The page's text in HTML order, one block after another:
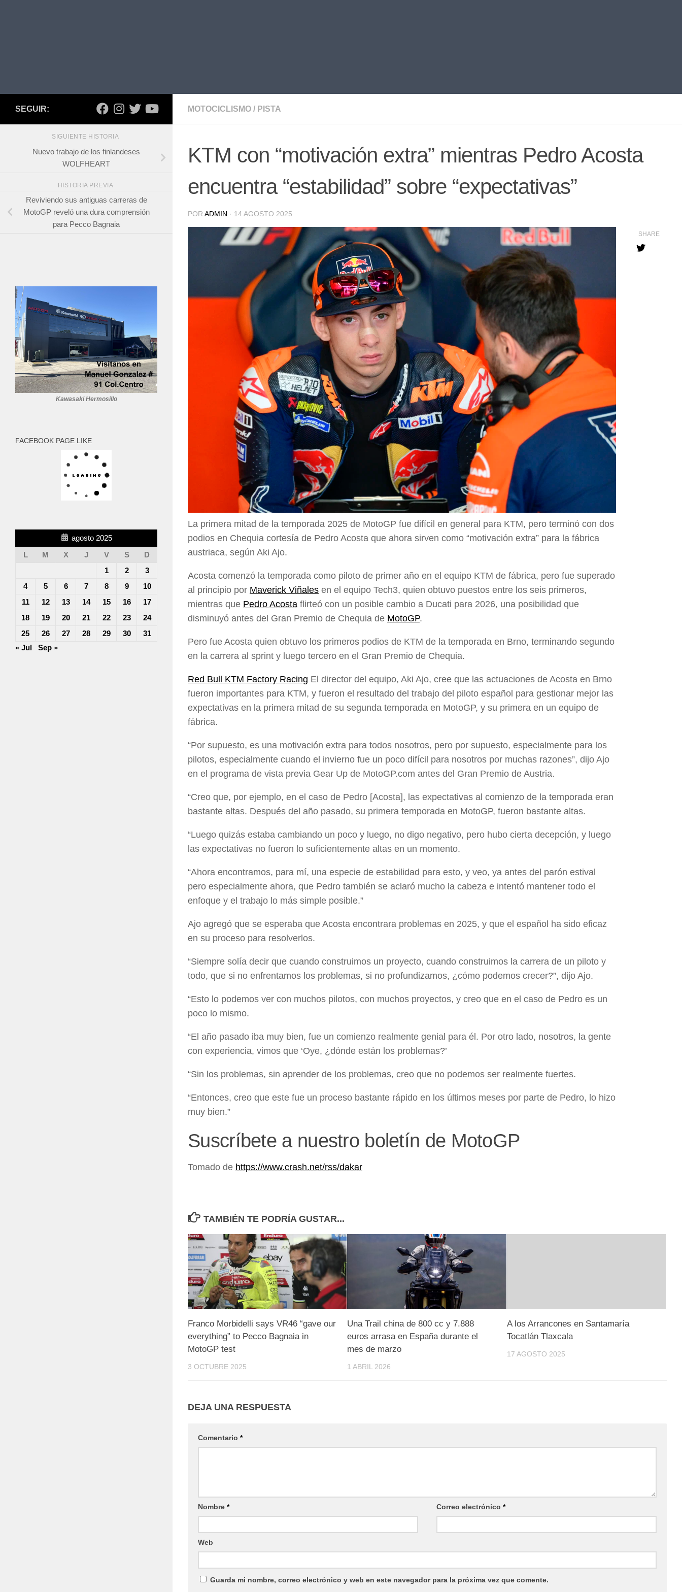
MOTOCICLISMO / PISTA
KTM con “motivación extra” mientras Pedro Acosta
encuentra “estabilidad” sobre “expectativas”
POR ADMIN · 14 AGOSTO 2025
La primera mitad de la temporada 2025 de MotoGP fue difícil en general para KTM, pero terminó con dos
podios en Chequia cortesía de Pedro Acosta que ahora sirven como “motivación extra” para la fábrica
austriaca, según Aki Ajo.
Acosta comenzó la temporada como piloto de primer año en el equipo KTM de fábrica, pero fue superado
al principio por Maverick Viñales en el equipo Tech3, quien obtuvo puestos entre los seis primeros,
mientras que Pedro Acosta flirteó con un posible cambio a Ducati para 2026, una posibilidad que
disminuyó antes del Gran Premio de Chequia de MotoGP.
Pero fue Acosta quien obtuvo los primeros podios de KTM de la temporada en Brno, terminando segundo
en la carrera al sprint y luego tercero en el Gran Premio de Chequia.
Red Bull KTM Factory Racing El director del equipo, Aki Ajo, cree que las actuaciones de Acosta en Brno
fueron importantes para KTM, y fueron el resultado del trabajo del piloto español para gestionar mejor las
expectativas en la primera mitad de su segunda temporada en MotoGP, y su primera en un equipo de
fábrica.
“Por supuesto, es una motivación extra para todos nosotros, pero por supuesto, especialmente para los
pilotos, especialmente cuando el invierno fue un poco difícil para nosotros por muchas razones”, dijo Ajo
en el programa de vista previa Gear Up de MotoGP.com antes del Gran Premio de Austria.
“Creo que, por ejemplo, en el caso de Pedro [Acosta], las expectativas al comienzo de la temporada eran
bastante altas. Después del año pasado, su primera temporada en MotoGP, fueron bastante altas.
“Luego quizás estaba cambiando un poco y luego, no digo negativo, pero hubo cierta decepción, y luego
las expectativas no fueron lo suficientemente altas en un momento.
“Ahora encontramos, para mí, una especie de estabilidad para esto, y veo, ya antes del parón estival
pero especialmente ahora, que Pedro también se aclaró mucho la cabeza e intentó mantener todo el
enfoque y el trabajo lo más simple posible.”
Ajo agregó que se esperaba que Acosta encontrara problemas en 2025, y que el español ha sido eficaz
en su proceso para resolverlos.
“Siempre solía decir que cuando construimos un proyecto, cuando construimos la carrera de un piloto y
todo, que si no enfrentamos los problemas, si no profundizamos, ¿cómo podemos crecer?”, dijo Ajo.
“Esto lo podemos ver con muchos pilotos, con muchos proyectos, y creo que en el caso de Pedro es un
poco lo mismo.
“El año pasado iba muy bien, fue un comienzo realmente genial para él. Por otro lado, nosotros, la gente
con experiencia, vimos que ‘Oye, ¿dónde están los problemas?’
“Sin los problemas, sin aprender de los problemas, creo que no podemos ser realmente fuertes.
“Entonces, creo que este fue un proceso bastante rápido en los últimos meses por parte de Pedro, lo hizo
muy bien.”
Suscríbete a nuestro boletín de MotoGP
Tomado de https://www.crash.net/rss/dakar
SHARE
TAMBIÉN TE PODRÍA GUSTAR...
Franco Morbidelli says VR46 “gave our
everything” to Pecco Bagnaia in
MotoGP test
3 OCTUBRE 2025
Una Trail china de 800 cc y 7.888
euros arrasa en España durante el
mes de marzo
1 ABRIL 2026
A los Arrancones en Santamaría
Tocatlán Tlaxcala
17 AGOSTO 2025
DEJA UNA RESPUESTA
Comentario *
Nombre * Correo electrónico*
Web
Guarda mi nombre, correo electrónico y web en este navegador para la próxima vez que comente.
SEGUIR:
SIGUIENTE HISTORIA
Nuevo trabajo de los finlandeses
WOLFHEART
HISTORIA PREVIA
Reviviendo sus antiguas carreras de
MotoGP reveló una dura comprensión
para Pecco Bagnaia
Kawasaki Hermosillo
FACEBOOK PAGE LIKE
agosto 2025
L
M X J V S
D
1
2
3
4
5 6 7 8 9
10
11
12 13 14 15 16
17
18
19 20 21 22 23
24
25
26 27 28 29 30
31
« Jul
Sep »